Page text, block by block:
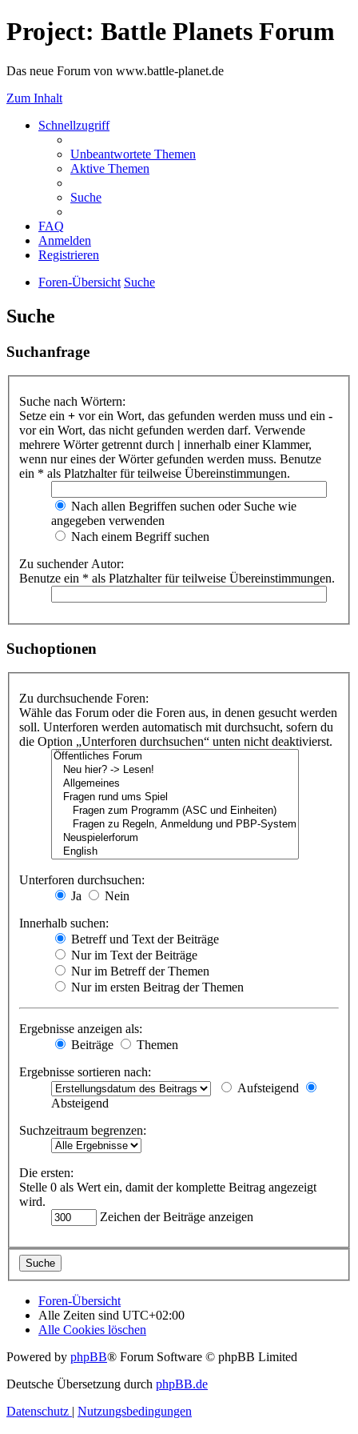
Project: Battle Planets Forum
Das neue Forum von www.battle-planet.de
Zum Inhalt
Schnellzugriff
Unbeantwortete Themen
Aktive Themen
Suche
FAQ
Anmelden
Registrieren
Foren-Übersicht Suche
Suche
Suchanfrage
Suche nach Wörtern:
Setze ein + vor ein Wort, das gefunden werden muss und ein -
vor ein Wort, das nicht gefunden werden darf. Verwende
mehrere Wörter getrennt durch | innerhalb einer Klammer,
wenn nur eines der Wörter gefunden werden muss. Benutze
ein * als Platzhalter für teilweise Übereinstimmungen.
Nach allen Begriffen suchen oder Suche wie
angegeben verwenden
Nach einem Begriff suchen
Zu suchender Autor:
Benutze ein * als Platzhalter für teilweise Übereinstimmungen.
Suchoptionen
Zu durchsuchende Foren:
Wähle das Forum oder die Foren aus, in denen gesucht werden
soll. Unterforen werden automatisch mit durchsucht, sofern du
die Option „Unterforen durchsuchen“ unten nicht deaktivierst.
Unterforen durchsuchen:
Ja
Nein
Innerhalb suchen:
Betreff und Text der Beiträge
Nur im Text der Beiträge
Nur im Betreff der Themen
Nur im ersten Beitrag der Themen
Ergebnisse anzeigen als:
Beiträge
Themen
Ergebnisse sortieren nach:
Aufsteigend
Absteigend
Suchzeitraum begrenzen:
Die ersten:
Stelle 0 als Wert ein, damit der komplette Beitrag angezeigt
wird.
Zeichen der Beiträge anzeigen
Foren-Übersicht
Alle Zeiten sind UTC+02:00
Alle Cookies löschen
Powered by phpBB® Forum Software © phpBB Limited
Deutsche Übersetzung durch phpBB.de
Datenschutz | Nutzungsbedingungen